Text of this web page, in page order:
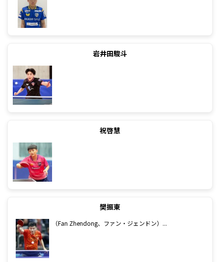
岩井田駿斗
祝啓慧
樊振東
（Fan Zhendong、ファン・ジェンドン）...